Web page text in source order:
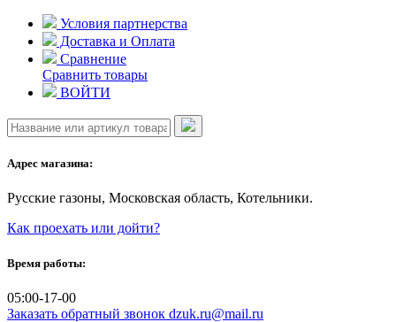
Skip
content
Условия партнерства
Доставка и Оплата
Сравнение
Сравнить товары
ВОЙТИ
Адрес магазина:
Русские газоны, Московская область, Котельники.
Как проехать или дойти?
Время работы:
05:00-17-00
Заказать обратный звонок dzuk.ru@mail.ru